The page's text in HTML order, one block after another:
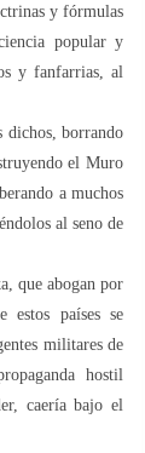
y fórmulas
popular y
y fanfarrias, al
dichos, borrando
el Muro
a muchos
al seno de
que abogan por
estos países se
militares de
hostil
caería bajo el